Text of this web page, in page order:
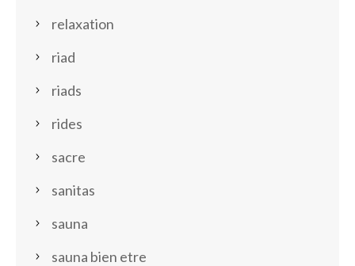
relaxation
riad
riads
rides
sacre
sanitas
sauna
sauna bien etre